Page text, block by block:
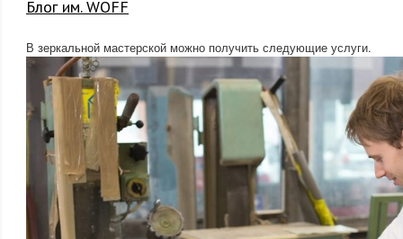
Блог им. WOFF
В зеркальной мастерской можно получить следующие услуги.